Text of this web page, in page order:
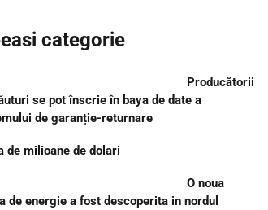
categorie
Producătorii
se pot înscrie în baya de date a
de garanție-returnare
de milioane de dolari
O noua
de energie a fost descoperita in nordul